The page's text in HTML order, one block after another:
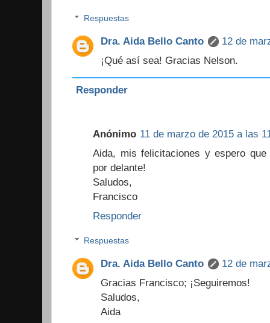
Respuestas
Dra. Aida Bello Canto
12 de
¡Qué así sea! Gracias Nelson.
Responder
Anónimo 11 de marzo de 2015 a las
Aida, mis felicitaciones y espero que
por delante!
Saludos,
Francisco
Responder
Respuestas
Dra. Aida Bello Canto
12 de
Gracias Francisco; ¡Seguiremos!
Saludos,
Aida